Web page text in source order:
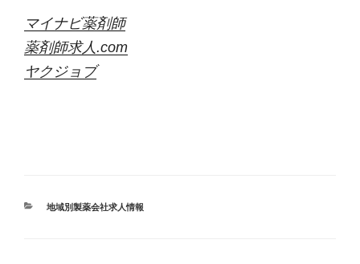
マイナビ薬剤師
薬剤師求人.com
ヤクジョブ
カ
地域別製薬会社求人情報